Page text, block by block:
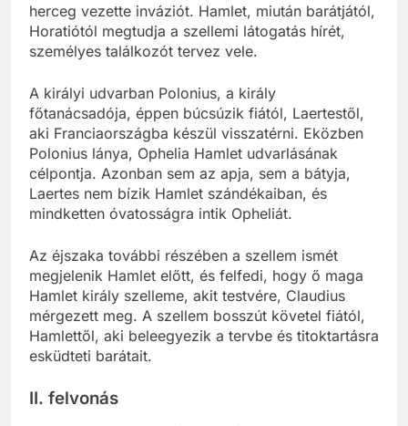
herceg vezette inváziót. Hamlet, miután barátjától,
Horatiótól megtudja a szellemi látogatás hírét,
személyes találkozót tervez vele.
A királyi udvarban Polonius, a király
főtanácsadója, éppen búcsúzik fiától, Laertestől,
aki Franciaországba készül visszatérni. Eközben
Polonius lánya, Ophelia Hamlet udvarlásának
célpontja. Azonban sem az apja, sem a bátyja,
Laertes nem bízik Hamlet szándékaiban, és
mindketten óvatosságra intik Opheliát.
Az éjszaka további részében a szellem ismét
megjelenik Hamlet előtt, és felfedi, hogy ő maga
Hamlet király szelleme, akit testvére, Claudius
mérgezett meg. A szellem bosszút követel fiától,
Hamlettől, aki beleegyezik a tervbe és titoktartásra
esküdteti barátait.
II. felvonás